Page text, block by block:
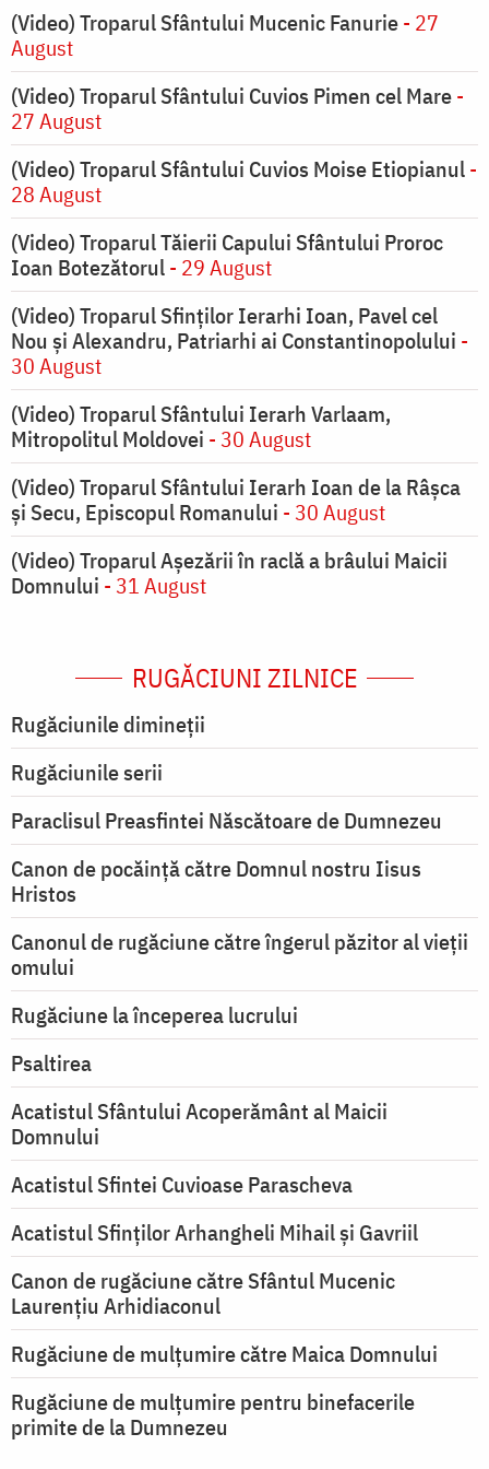
(Video) Troparul Sfântului Mucenic Fanurie- 27
August
(Video) Troparul Sfântului Cuvios Pimen cel Mare-
27 August
(Video) Troparul Sfântului Cuvios Moise Etiopianul-
28 August
(Video) Troparul Tăierii Capului Sfântului Proroc
Ioan Botezătorul- 29 August
(Video) Troparul Sfinților Ierarhi Ioan, Pavel cel
Nou și Alexandru, Patriarhi ai Constantinopolului -
30 August
(Video) Troparul Sfântului Ierarh Varlaam,
Mitropolitul Moldovei - 30 August
(Video) Troparul Sfântului Ierarh Ioan de la Râșca
și Secu, Episcopul Romanului - 30 August
(Video) Troparul Așezării în raclă a brâului Maicii
Domnului - 31 August
RUGĂCIUNI ZILNICE
Rugăciunile dimineții
Rugăciunile serii
Paraclisul Preasfintei Născătoare de Dumnezeu
Canon de pocăință către Domnul nostru Iisus
Hristos
Canonul de rugăciune către îngerul păzitor al vieții
omului
Rugăciune la începerea lucrului
Psaltirea
Acatistul Sfântului Acoperământ al Maicii
Domnului
Acatistul Sfintei Cuvioase Parascheva
Acatistul Sfinților Arhangheli Mihail și Gavriil
Canon de rugăciune către Sfântul Mucenic
Laurențiu Arhidiaconul
Rugăciune de mulţumire către Maica Domnului
Rugăciune de mulțumire pentru binefacerile
primite de la Dumnezeu